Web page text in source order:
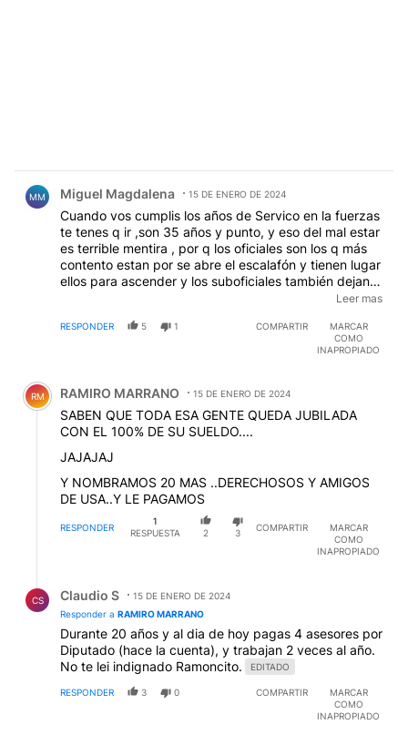
MM Miguel Magdalena 15 DE ENERO DE 2024
Cuando vos cumplis los años de Servico en la fuerzas
te tenes q ir ,son 35 años y punto, y eso del mal estar
es terrible mentira , por q los oficiales son los q más
contento estan por se abre el escalafón y tienen lugar
ellos para ascender y los suboficiales también dejan
de tener siempre a los mismos dinosaurios , es bueno
a la vez puedan ir cambiando las ideas o formas de
coronel o coronel por q estos viejo llevan mil años ahí
y no dejan crecer a nadie
Leer mas
RESPONDER 5 1 COMPARTIR
MARCAR
COMO
INAPROPIADO
Comentario de RAMIRO MARRANO.
RM RAMIRO MARRANO 15 DE ENERO DE 2024
SABEN QUE TODA ESA GENTE QUEDA JUBILADA
CON EL 100% DE SU SUELDO....
JAJAJAJ
Y NOMBRAMOS 20 MAS ..DERECHOSOS Y AMIGOS
DE USA..Y LE PAGAMOS
RESPONDER
1
RESPUESTA
2 3
COMPARTIR
MARCAR
COMO
INAPROPIADO
CS Claudio S
15 DE ENERO DE 2024
Responder a RAMIRO MARRANO
Durante 20 años y al dia de hoy pagas 4 asesores por
Diputado (hace la cuenta), y trabajan 2 veces al año.
No te lei indignado Ramoncito.
EDITADO
RESPONDER 3 0 COMPARTIR
MARCAR
COMO
INAPROPIADO